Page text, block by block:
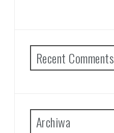
Recent Comments
Archiwa